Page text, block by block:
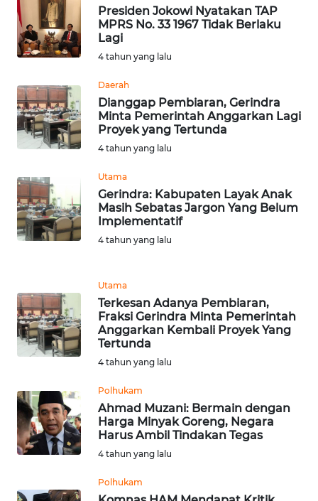
Presiden Jokowi Nyatakan TAP
MPRS No. 33 1967 Tidak Berlaku
Lagi
4 tahun yang lalu
Daerah
Dianggap Pembiaran, Gerindra
Minta Pemerintah Anggarkan Lagi
Proyek yang Tertunda
4 tahun yang lalu
Utama
Gerindra: Kabupaten Layak Anak
Masih Sebatas Jargon Yang Belum
Implementatif
4 tahun yang lalu
Utama
Terkesan Adanya Pembiaran,
Fraksi Gerindra Minta Pemerintah
Anggarkan Kembali Proyek Yang
Tertunda
4 tahun yang lalu
Polhukam
Ahmad Muzani: Bermain dengan
Harga Minyak Goreng, Negara
Harus Ambil Tindakan Tegas
4 tahun yang lalu
Polhukam
SULTENG
WN
SULBAR
WN
BABEL
WN
WN
SUMSEL
WN
LAMPUNG
WN
WN
NUSANTARA